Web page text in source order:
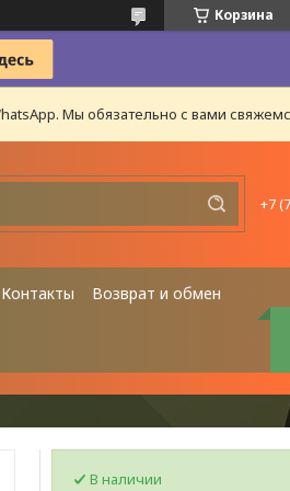
Корзина
Мы обязательно с вами
+7
Контакты Возврат и обмен
В наличии